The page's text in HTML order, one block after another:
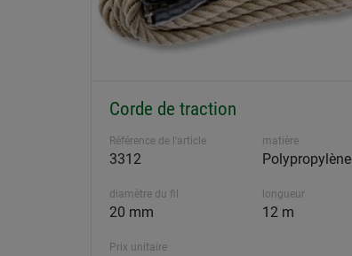
Corde de traction
Référence de l'article
3312
matière
Polypropylène
diamètre du fil
20 mm
longueur
12 m
Prix unitaire